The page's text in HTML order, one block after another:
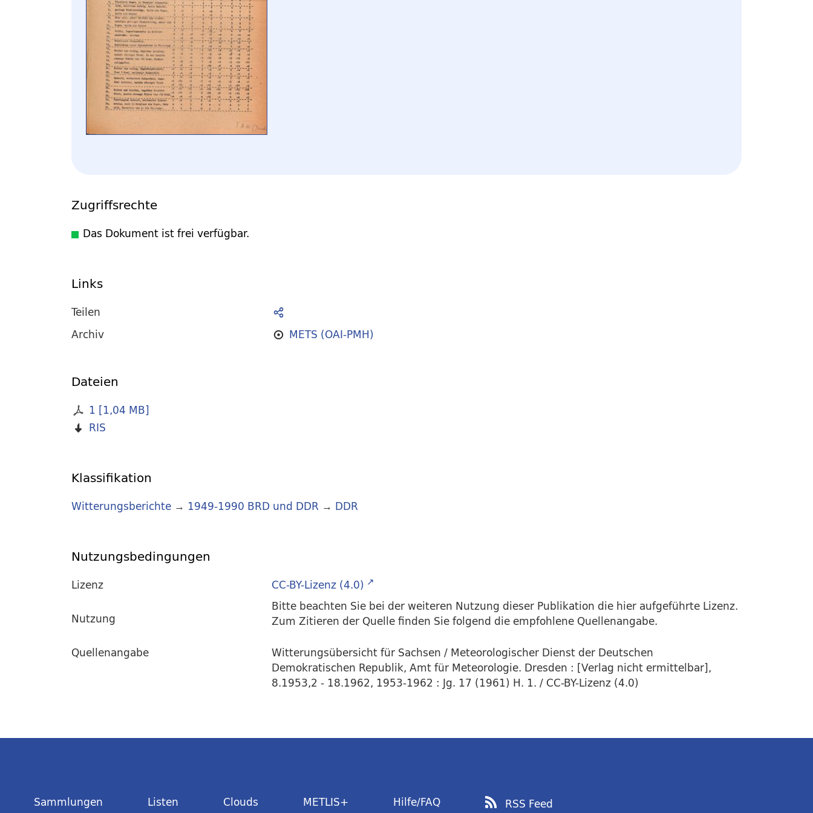
Zugriffsrechte
Das Dokument ist frei verfügbar.
Links
Teilen
Archiv
METS (OAI-PMH)
Dateien
1 [1,04 MB]
RIS
Klassifikation
Witterungsberichte → 1949-1990 BRD und DDR → DDR
Nutzungsbedingungen
Lizenz
CC-BY-Lizenz (4.0)
Nutzung
Bitte beachten Sie bei der weiteren Nutzung dieser Publikation die hier aufgeführte Lizenz.
Zum Zitieren der Quelle finden Sie folgend die empfohlene Quellenangabe.
Quellenangabe
Witterungsübersicht für Sachsen / Meteorologischer Dienst der Deutschen
Demokratischen Republik, Amt für Meteorologie. Dresden : [Verlag nicht ermittelbar],
8.1953,2 - 18.1962, 1953-1962 : Jg. 17 (1961) H. 1. / CC-BY-Lizenz (4.0)
Sammlungen Listen Clouds METLIS+ Hilfe/FAQ RSS Feed